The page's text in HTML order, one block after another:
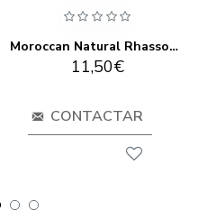
Moroccan Natural Rhassoul Clay 250g
11,50€
CONTACTAR